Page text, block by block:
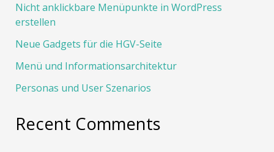
Nicht anklickbare Menüpunkte in WordPress
erstellen
Neue Gadgets für die HGV-Seite
Menü und Informationsarchitektur
Personas und User Szenarios
Recent Comments